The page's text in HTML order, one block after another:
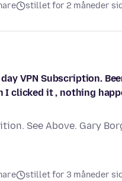
stillet for 2 måneder
VPN Subscription.
clicked it , nothing
See Above. Gary
stillet for 3 måneder